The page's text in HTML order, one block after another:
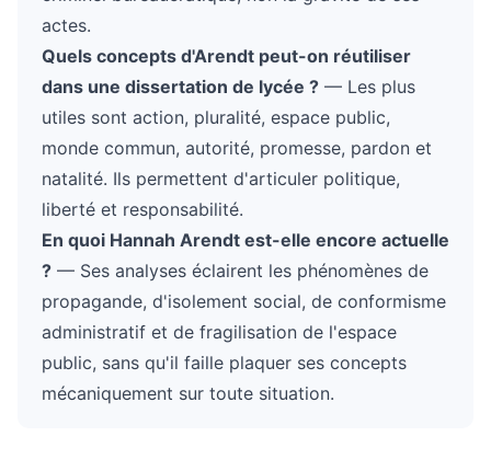
actes.
Quels concepts d'Arendt peut-on réutiliser
dans une dissertation de lycée ? — Les plus
utiles sont action, pluralité, espace public,
monde commun, autorité, promesse, pardon et
natalité. Ils permettent d'articuler politique,
liberté et responsabilité.
En quoi Hannah Arendt est-elle encore actuelle
? — Ses analyses éclairent les phénomènes de
propagande, d'isolement social, de conformisme
administratif et de fragilisation de l'espace
public, sans qu'il faille plaquer ses concepts
mécaniquement sur toute situation.